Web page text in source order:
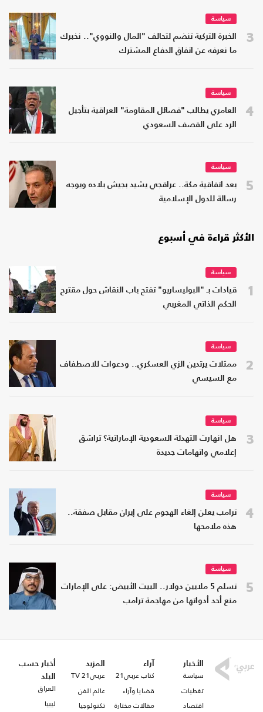
3
سياسة
الخبرة التركية تنضم لتحالف "المال والنووي".. نخبرك
ما نعرفه عن اتفاق الدفاع المشترك
4
سياسة
العامري يطالب "فصائل المقاومة" العراقية بتأجيل
الرد على القصف السعودي
5
سياسة
بعد اتفاقية مكة.. عراقجي يشيد بجيش بلاده ويوجه
رسالة للدول الإسلامية
الأكثر قراءة في أسبوع
1
سياسة
قيادات بـ "البوليساريو" تفتح باب النقاش حول مقترح
الحكم الذاتي المغربي
2
سياسة
ممثلات يرتدين الزي العسكري.. ودعوات للاصطفاف
مع السيسي
3
سياسة
هل انهارت التهدئة السعودية الإماراتية؟ تراشق
إعلامي واتهامات جديدة
4
سياسة
ترامب يعلن إلغاء الهجوم على إيران مقابل صفقة..
هذه ملامحها
5
سياسة
تسلم 5 ملايين دولار.. البيت الأبيض: على الإمارات
منع أحد أدواتها من مهاجمة ترامب
الأخبار
سياسة
تغطيات
اقتصاد
آراء
كتاب عربي21
قضايا وآراء
مقالات مختارة
المزيد
عربي21 TV
عالم الفن
تكنولوجيا
أخبار حسب
البلد
العراق
ليبيا